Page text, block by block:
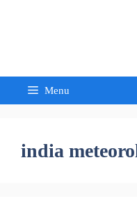
Menu
india